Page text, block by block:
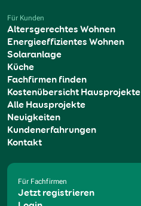
Für Kunden
Altersgerechtes Wohnen
Energieeffizientes Wohnen
Solaranlage
Küche
Fachfirmen finden
Kostenübersicht Hausprojekte
Alle Hausprojekte
Neuigkeiten
Kundenerfahrungen
Kontakt
Für Fachfirmen
Jetzt registrieren